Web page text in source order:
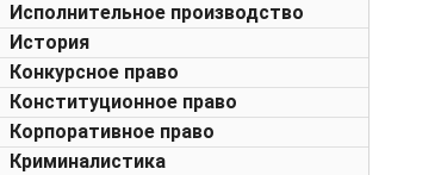
Исполнительное производство
История
Конкурсное право
Конституционное право
Корпоративное право
Криминалистика